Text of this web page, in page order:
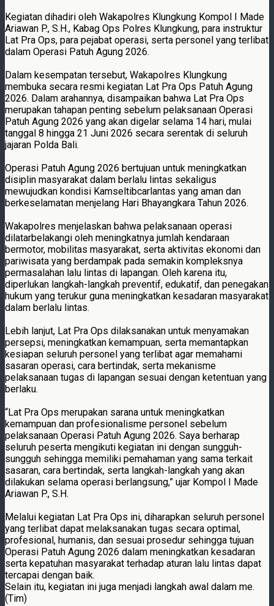
Kegiatan dihadiri oleh Wakapolres Klungkung Kompol I Made
Ariawan P., S.H., Kabag Ops Polres Klungkung, para instruktur
Lat Pra Ops, para pejabat operasi, serta personel yang terlibat
dalam Operasi Patuh Agung 2026.
Dalam kesempatan tersebut, Wakapolres Klungkung
membuka secara resmi kegiatan Lat Pra Ops Patuh Agung
2026. Dalam arahannya, disampaikan bahwa Lat Pra Ops
merupakan tahapan penting sebelum pelaksanaan Operasi
Patuh Agung 2026 yang akan digelar selama 14 hari, mulai
tanggal 8 hingga 21 Juni 2026 secara serentak di seluruh
jajaran Polda Bali.
Operasi Patuh Agung 2026 bertujuan untuk meningkatkan
disiplin masyarakat dalam berlalu lintas sekaligus
mewujudkan kondisi Kamseltibcarlantas yang aman dan
berkeselamatan menjelang Hari Bhayangkara Tahun 2026.
Wakapolres menjelaskan bahwa pelaksanaan operasi
dilatarbelakangi oleh meningkatnya jumlah kendaraan
bermotor, mobilitas masyarakat, serta aktivitas ekonomi dan
pariwisata yang berdampak pada semakin kompleksnya
permasalahan lalu lintas di lapangan. Oleh karena itu,
diperlukan langkah-langkah preventif, edukatif, dan penegakan
hukum yang terukur guna meningkatkan kesadaran masyarakat
dalam berlalu lintas.
Lebih lanjut, Lat Pra Ops dilaksanakan untuk menyamakan
persepsi, meningkatkan kemampuan, serta memantapkan
kesiapan seluruh personel yang terlibat agar memahami
sasaran operasi, cara bertindak, serta mekanisme
pelaksanaan tugas di lapangan sesuai dengan ketentuan yang
berlaku.
“Lat Pra Ops merupakan sarana untuk meningkatkan
kemampuan dan profesionalisme personel sebelum
pelaksanaan Operasi Patuh Agung 2026. Saya berharap
seluruh peserta mengikuti kegiatan ini dengan sungguh-
sungguh sehingga memiliki pemahaman yang sama terkait
sasaran, cara bertindak, serta langkah-langkah yang akan
dilakukan selama operasi berlangsung,” ujar Kompol I Made
Ariawan P., S.H.
Melalui kegiatan Lat Pra Ops ini, diharapkan seluruh personel
yang terlibat dapat melaksanakan tugas secara optimal,
profesional, humanis, dan sesuai prosedur sehingga tujuan
Operasi Patuh Agung 2026 dalam meningkatkan kesadaran
serta kepatuhan masyarakat terhadap aturan lalu lintas dapat
tercapai dengan baik.
Selain itu, kegiatan ini juga menjadi langkah awal dalam me.
(Tim)